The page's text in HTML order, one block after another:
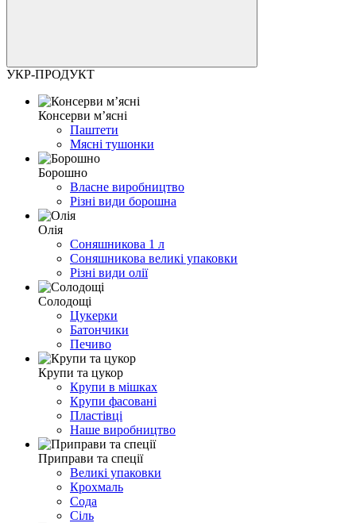
УКР-ПРОДУКТ
Консерви м’ясні
Паштети
Мясні тушонки
Борошно
Власне виробництво
Різні види борошна
Олія
Соняшникова 1 л
Соняшникова великі упаковки
Різні види олії
Солодощі
Цукерки
Батончики
Печиво
Крупи та цукор
Крупи в мішках
Крупи фасовані
Пластівці
Наше виробництво
Приправи та спеції
Великі упаковки
Крохмаль
Сода
Сіль